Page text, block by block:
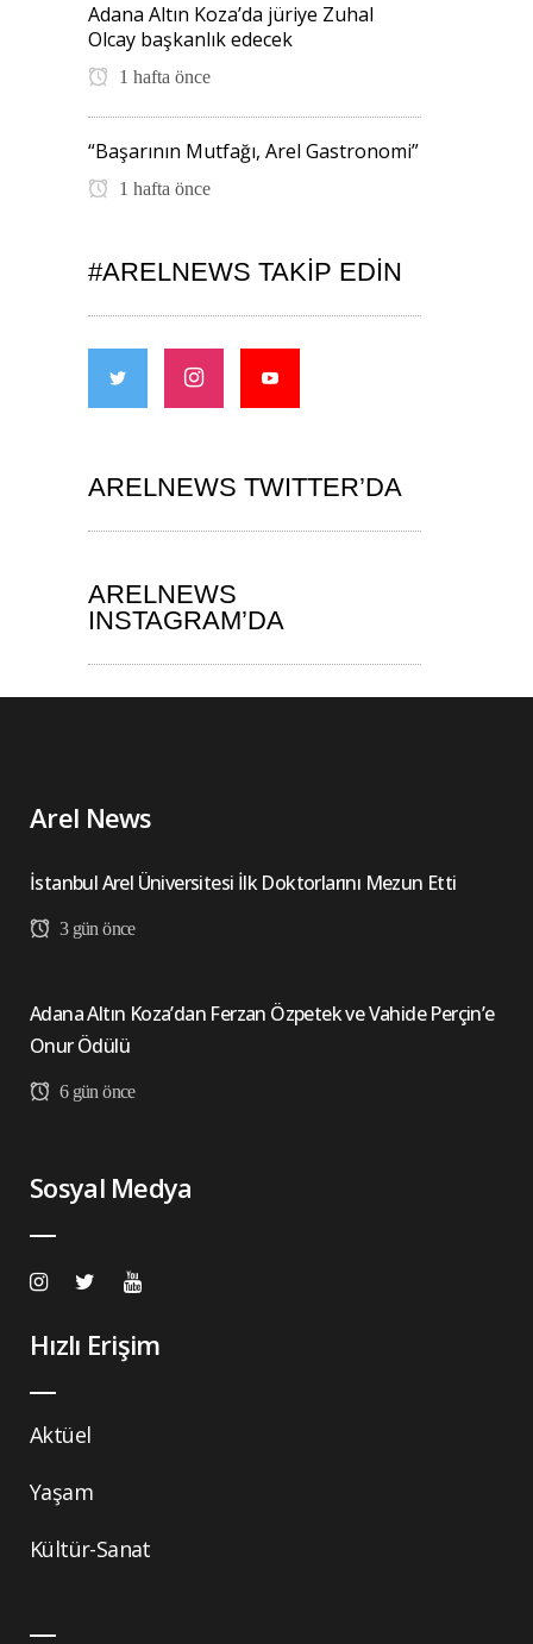
Adana Altın Koza’da jüriye Zuhal
Olcay başkanlık edecek
1 hafta önce
“Başarının Mutfağı, Arel Gastronomi”
1 hafta önce
#ARELNEWS TAKIP EDIN
ARELNEWS TWITTER’DA
ARELNEWS
INSTAGRAM’DA
Arel News
İstanbul Arel Üniversitesi İlk Doktorlarını Mezun Etti
3 gün önce
Adana Altın Koza’dan Ferzan Özpetek ve Vahide Perçin’e
Onur Ödülü
6 gün önce
Sosyal Medya
Hızlı Erişim
Aktüel
Yaşam
Kültür-Sanat